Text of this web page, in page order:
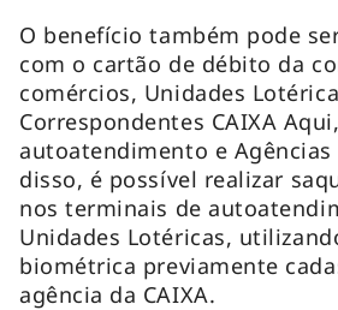
O benefício também pode
com o cartão de débito da
comércios, Unidades
Correspondentes CAIXA
autoatendimento e Agências
disso, é possível realizar
nos terminais de
Unidades Lotéricas,
biométrica previamente
agência da CAIXA.